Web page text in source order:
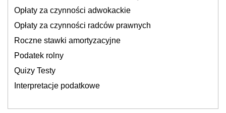
Opłaty za czynności adwokackie
Opłaty za czynności radców prawnych
Roczne stawki amortyzacyjne
Podatek rolny
Quizy Testy
Interpretacje podatkowe